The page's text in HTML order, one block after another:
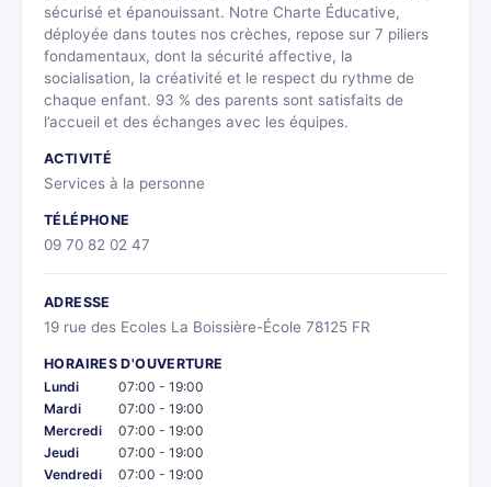
sécurisé et épanouissant. Notre Charte Éducative,
déployée dans toutes nos crèches, repose sur 7 piliers
fondamentaux, dont la sécurité affective, la
socialisation, la créativité et le respect du rythme de
chaque enfant. 93 % des parents sont satisfaits de
l’accueil et des échanges avec les équipes.
ACTIVITÉ
Services à la personne
TÉLÉPHONE
09 70 82 02 47
ADRESSE
19 rue des Ecoles La Boissière-École 78125 FR
HORAIRES D'OUVERTURE
Lundi
07:00 - 19:00
Mardi
07:00 - 19:00
Mercredi
07:00 - 19:00
Jeudi
07:00 - 19:00
Vendredi
07:00 - 19:00